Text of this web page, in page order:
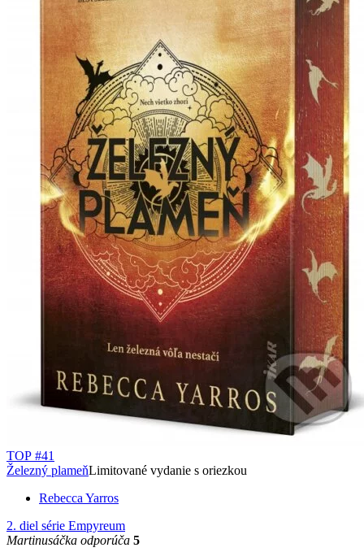
TOP #41
Železný plameňLimitované vydanie s oriezkou
Rebecca Yarros
2. diel série Empyreum
Martinusáčka odporúča 5